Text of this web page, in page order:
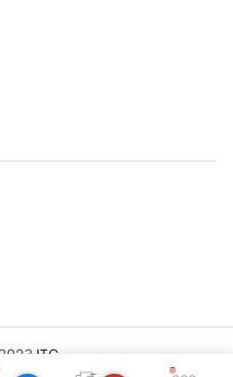
ITC.